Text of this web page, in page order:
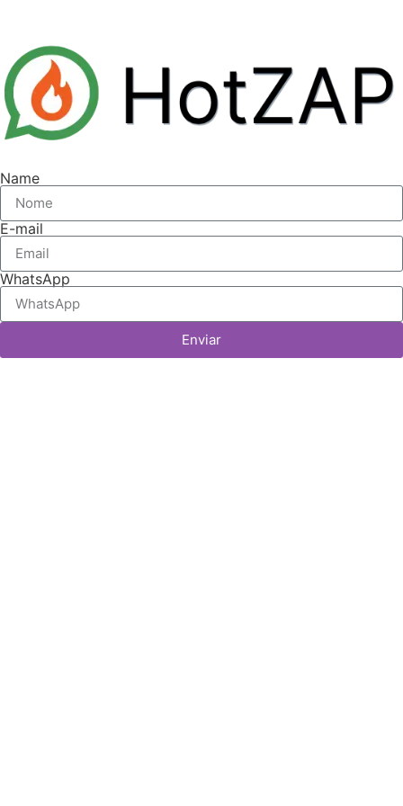
Name
E-mail
WhatsApp
Enviar